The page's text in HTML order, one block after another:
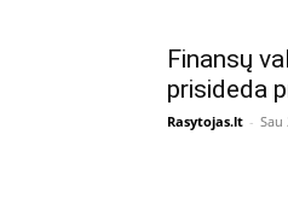
Finansų
prisideda
Rasytojas.lt - Sau